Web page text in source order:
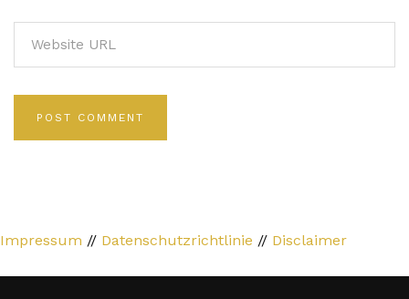
Impressum // Datenschutzrichtlinie // Disclaimer